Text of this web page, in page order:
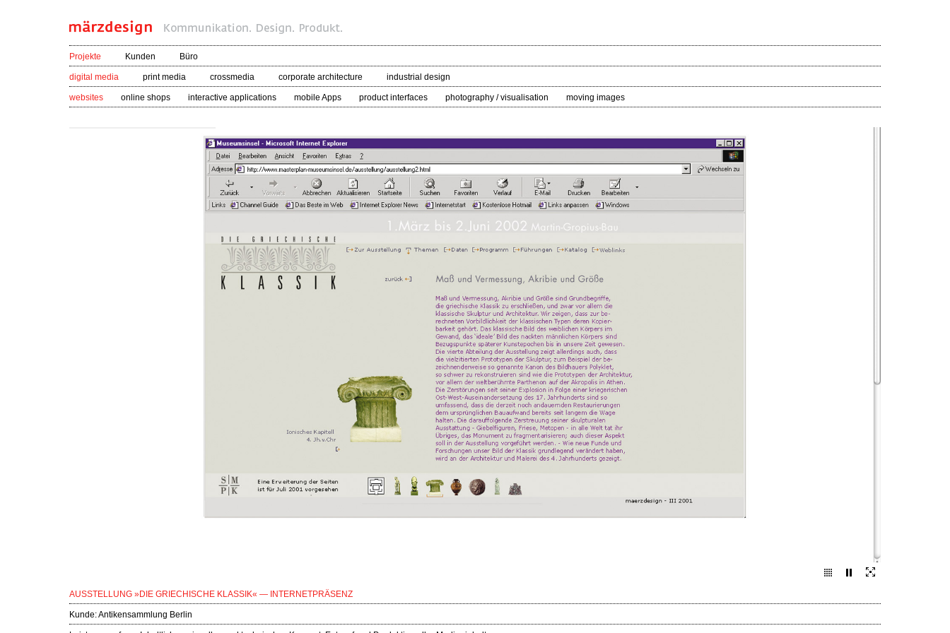
Projekte Kunden Büro
digital media print media crossmedia corporate architecture industrial design
websites online shops interactive applications mobile Apps product interfaces photography / visualisation moving images
AUSSTELLUNG »DIE GRIECHISCHE KLASSIK« — INTERNETPRÄSENZ
Kunde:Antikensammlung Berlin